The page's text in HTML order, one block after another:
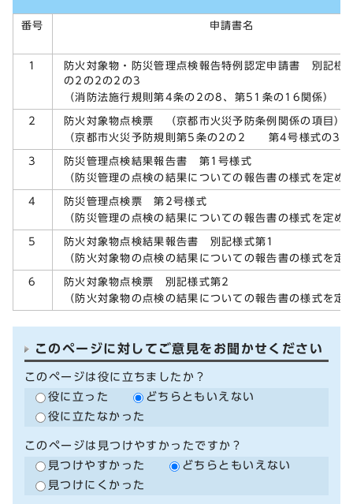
番号 申請書名
1
防火対象物・防災管理点検報告特例認定申請書 別記様
の2の2の2の3
（消防法施行規則第4条の2の8、第51条の16関係）
2
防火対象物点検票 （京都市火災予防条例関係の項目）
（京都市火災予防規則第5条の2の2 第4号様式の3）
3
防災管理点検結果報告書 第1号様式
（防災管理の点検の結果についての報告書の様式を定め
4
防災管理点検票 第2号様式
（防災管理の点検の結果についての報告書の様式を定め
5
防火対象物点検結果報告書 別記様式第1
（防火対象物の点検の結果についての報告書の様式を定
6
防火対象物点検票 別記様式第2
（防火対象物の点検の結果についての報告書の様式を定
このページに対してご意見をお聞かせください
このページは役に立ちましたか？
役に立った
どちらともいえない
役に立たなかった
このページは見つけやすかったですか？
見つけやすかった
どちらともいえない
見つけにくかった